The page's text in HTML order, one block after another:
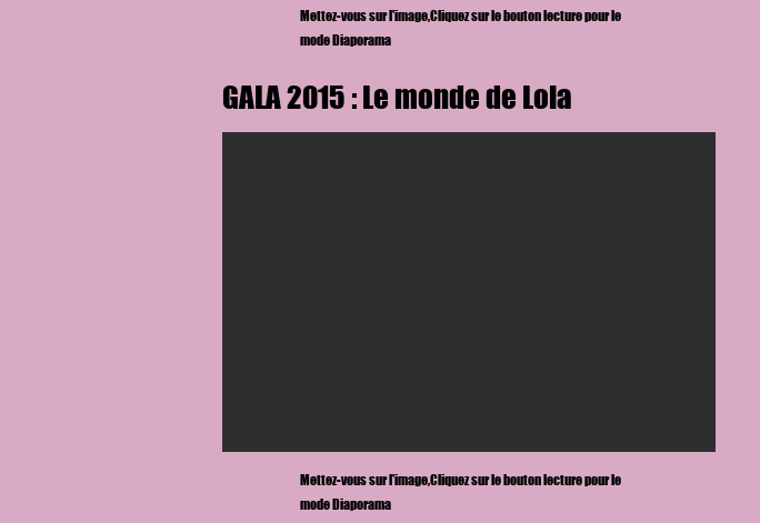
Mettez-vous sur l'image,Cliquez sur le bouton lecturepour le
mode Diaporama
GALA 2015 : Le monde de Lola
Mettez-vous sur l'image,Cliquez sur le bouton lecturepour le
mode Diaporama